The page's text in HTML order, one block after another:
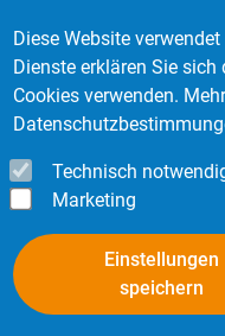
Diese Website
Dienste erklären Sie
Cookies verwenden.
Technisch
Marketing
Einstellungen
speichern